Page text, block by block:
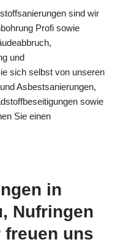
sind wir
Profi sowie
und
sich selbst von unseren
Asbestsanierungen,
sowie
Sie einen
in
Nufringen
freuen uns